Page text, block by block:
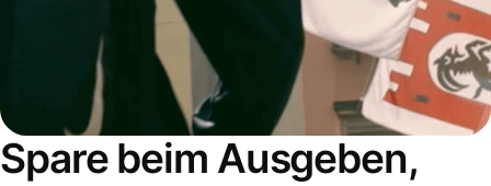
Spare beim Ausgeben,